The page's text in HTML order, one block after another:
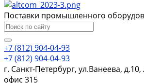
Поставки промышленного
+7 (812) 904-04-93
+7 (812) 904-04-93
г. Санкт-Петербург, ул.Ванеева,
офис 315